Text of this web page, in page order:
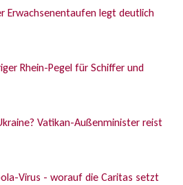
Erwachsenentaufen legt deutlich
Rhein-Pegel für Schiffer und
Vatikan-Außenminister reist
Virus - worauf die Caritas setzt